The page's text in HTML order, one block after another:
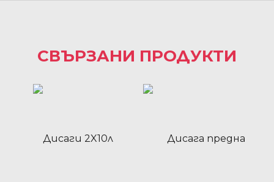
СВЪРЗАНИ ПРОДУКТИ